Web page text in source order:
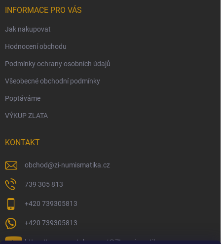
INFORMACE PRO VÁS
Jak nakupovat
Hodnocení obchodu
Podmínky ochrany osobních údajů
Všeobecné obchodní podmínky
Poptáváme
VÝKUP ZLATA
KONTAKT
obchod@zi-numismatika.cz
739 305 813
+420 739305813
+420 739305813
https://www.youtube.com/@ZInumismatika